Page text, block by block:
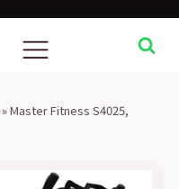
»Master Fitness S4025,